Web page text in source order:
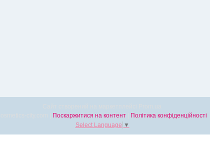
Поскаржитися на контент
Політика конфіденційності
Select Language ▼